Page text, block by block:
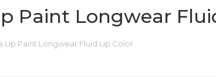
Paint Longwear
Lip Paint Longwear Fluid Lip Color